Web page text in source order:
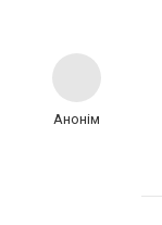
Анонім